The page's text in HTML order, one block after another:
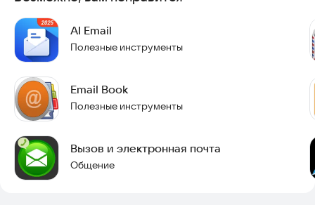
упростит ваше взаимодействие с электронной почтой.
AI Email
Полезные инструменты
Email Book
Полезные инструменты
Вызов и электронная почта
Общение